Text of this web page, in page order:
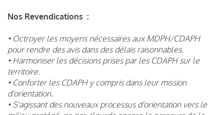
Nos Revendications :
• Octroyer les moyens nécessaires aux MDPH/CDAPH
pour rendre des avis dans des délais raisonnables.
• Harmoniser les décisions prises par les CDAPH sur le
territoire.
• Conforter les CDAPH y compris dans leur mission
d'orientation.
• S'agissant des nouveaux processus d'orientation vers le